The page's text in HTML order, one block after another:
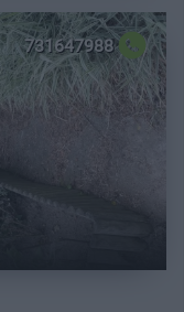
731647988